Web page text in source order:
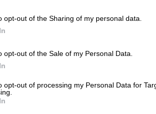
opt-out of the Sharing of my personal data.
opt-out of the Sale of my Personal Data.
opt-out of processing my Personal Data for
9, 2022
μαθητών, που και εκείνοι
για το κύμα